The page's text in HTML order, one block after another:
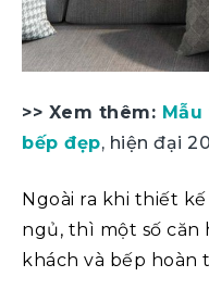
>> Xem thêm:
bếp đẹp, hiện đại
Ngoài ra khi thiết
ngủ, thì một số căn
khách và bếp hoàn